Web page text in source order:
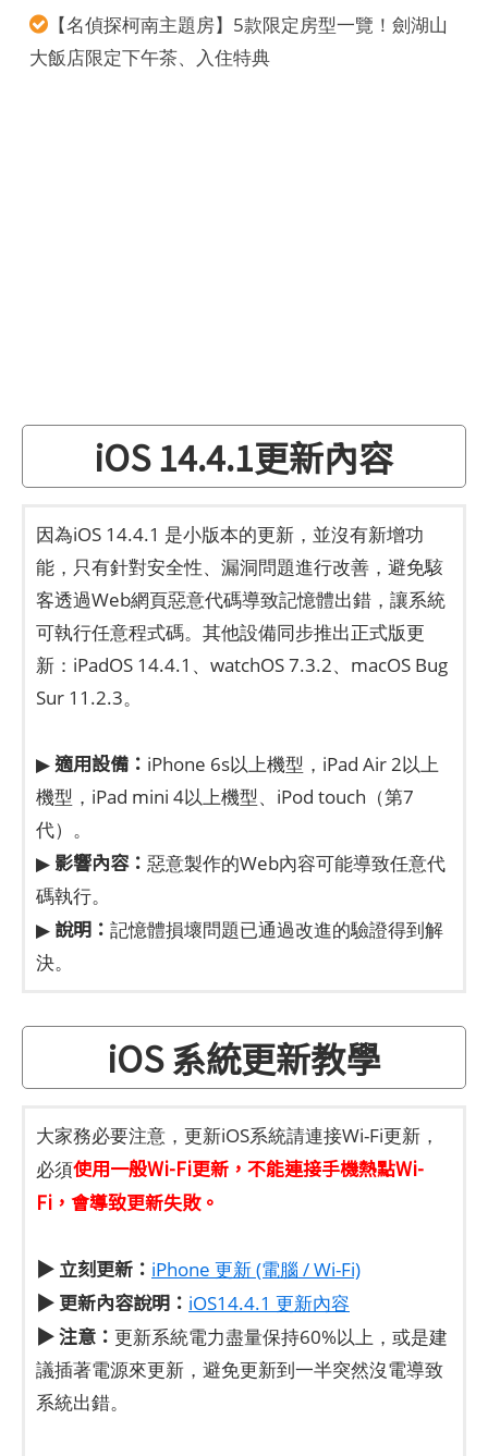
【名偵探柯南主題房】5款限定房型一覽！劍湖山
大飯店限定下午茶、入住特典
iOS 14.4.1更新內容
因為iOS 14.4.1 是小版本的更新，並沒有新增功
能，只有針對安全性、漏洞問題進行改善，避免駭
客透過Web網頁惡意代碼導致記憶體出錯，讓系統
可執行任意程式碼。其他設備同步推出正式版更
新：iPadOS 14.4.1、watchOS 7.3.2、macOS Bug
Sur 11.2.3。
▶適用設備： iPhone 6s以上機型，iPad Air 2以上
機型，iPad mini 4以上機型、iPod touch（第7
代）。
▶ 影響內容： 惡意製作的Web內容可能導致任意代
碼執行。
▶ 說明： 記憶體損壞問題已通過改進的驗證得到解
決。
iOS 系統更新教學
大家務必要注意，更新iOS系統請連接Wi-Fi更新，
必須使用一般Wi-Fi更新，不能連接手機熱點Wi-
Fi，會導致更新失敗。
▶ 立刻更新： iPhone 更新 (電腦 / Wi-Fi)
▶ 更新內容說明： iOS14.4.1 更新內容
▶ 注意： 更新系統電力盡量保持60%以上，或是建
議插著電源來更新，避免更新到一半突然沒電導致
系統出錯。